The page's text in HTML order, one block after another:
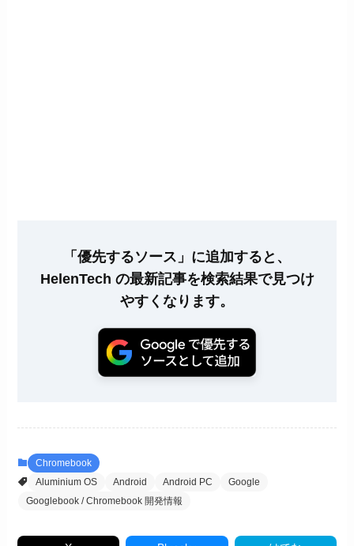
「優先するソース」に追加すると、
HelenTech の最新記事を検索結果で見つけ
やすくなります。
Chromebook
Aluminium OS
Android Android PC
Google
Googlebook / Chromebook 開発情報